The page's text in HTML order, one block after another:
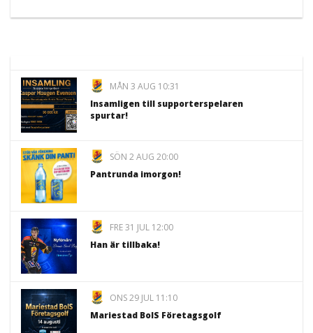
MÅN 3 AUG 10:31
Insamligen till supporterspelaren
spurtar!
SÖN 2 AUG 20:00
Pantrunda imorgon!
FRE 31 JUL 12:00
Han är tillbaka!
ONS 29 JUL 11:10
Mariestad BoIS Företagsgolf